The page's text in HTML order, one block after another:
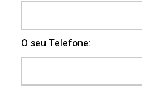
O seu Telefone: